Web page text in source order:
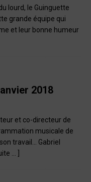
lourd, le Guinguette
grande équipe qui
et leur bonne humeur
2018
et co-directeur de
musicale de
travail… Gabriel
… ]